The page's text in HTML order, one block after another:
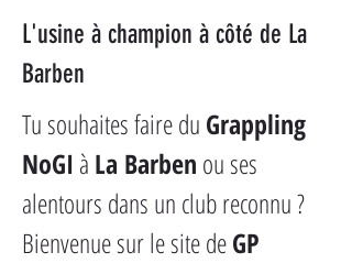
L'usine à champion à côté de La
Barben
Tu souhaites faire du Grappling
NoGI à La Barben ou ses
alentours dans un club reconnu ?
Bienvenue sur le site de GP